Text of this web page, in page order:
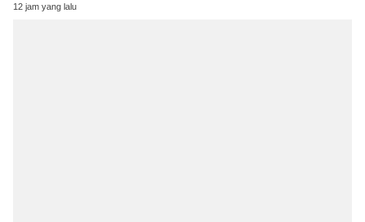
12 jam yang lalu